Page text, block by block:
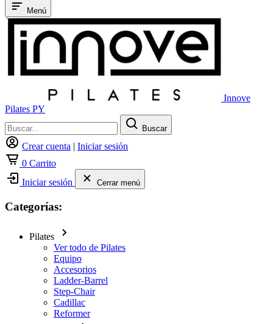
Menú
Innove
Pilates PY
Buscar
Crear cuenta | Iniciar sesión
0 Carrito
Iniciar sesión
Cerrar menú
Categorías:
Pilates
Ver todo de Pilates
Equipo
Accesorios
Ladder-Barrel
Step-Chair
Cadillac
Reformer